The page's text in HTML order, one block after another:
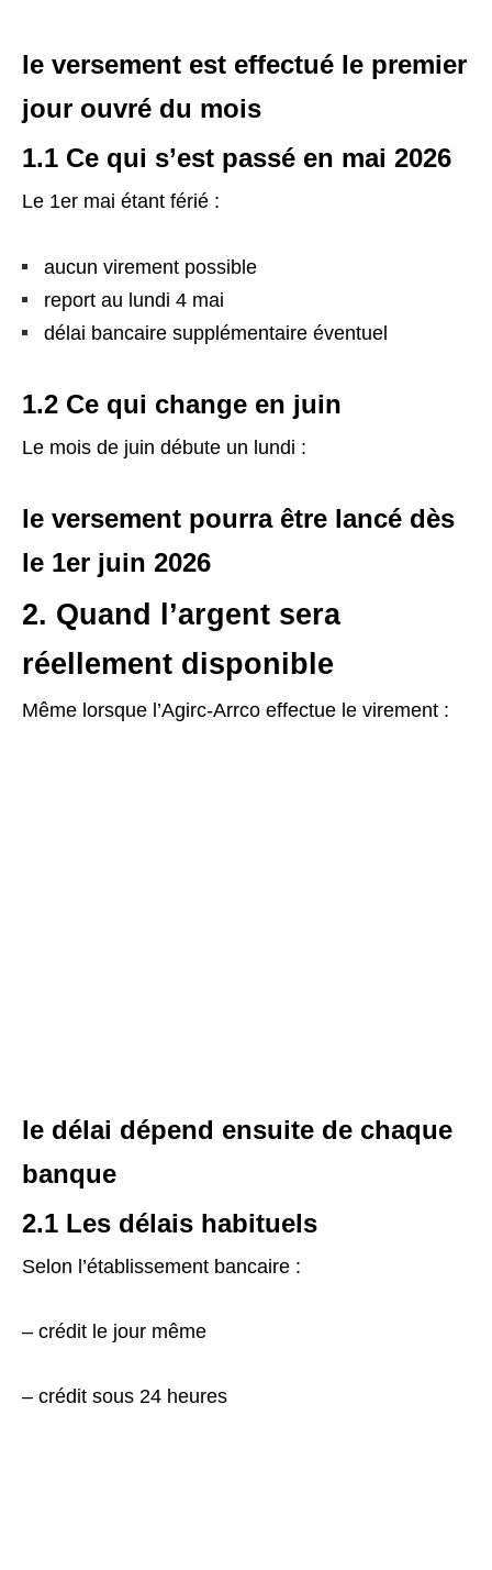
le versement est effectué le premier
jour ouvré du mois
1.1 Ce qui s’est passé en mai 2026
Le 1er mai étant férié :
aucun virement possible
report au lundi 4 mai
délai bancaire supplémentaire éventuel
1.2 Ce qui change en juin
Le mois de juin débute un lundi :
le versement pourra être lancé dès
le 1er juin 2026
2. Quand l’argent sera
réellement disponible
Même lorsque l’Agirc-Arrco effectue le virement :
le délai dépend ensuite de chaque
banque
2.1 Les délais habituels
Selon l’établissement bancaire :
– crédit le jour même
– crédit sous 24 heures